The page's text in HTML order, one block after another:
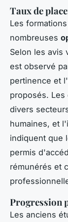
Taux de
Les
nombreuses
Selon les avis
est observé
pertinence et
proposés.
divers
humaines, et
indiquent que
permis
rémunérés et
Progression
Les anciens